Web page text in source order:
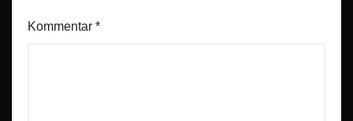
Kommentar *